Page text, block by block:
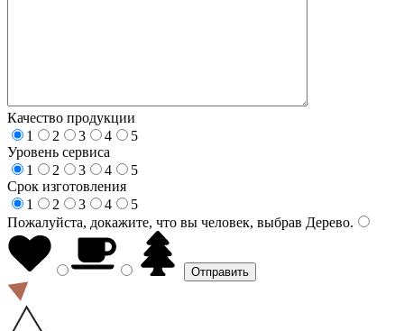
Качество продукции
1
2 3 4
5
Уровень сервиса
1
2 3 4
5
Срок изготовления
1
2 3 4
5
Пожалуйста, докажите, что вы человек, выбрав Дерево.